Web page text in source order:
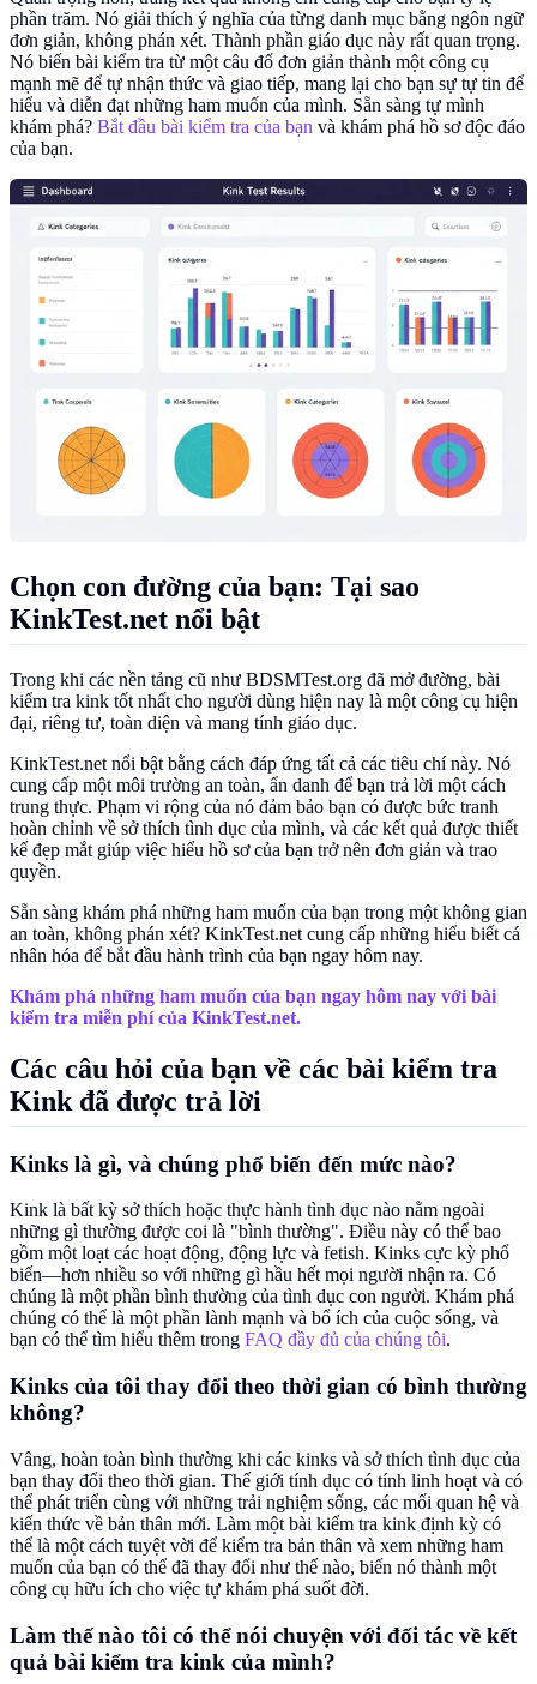
phần trăm. Nó giải thích ý nghĩa của từng danh mục bằng ngôn ngữ
đơn giản, không phán xét. Thành phần giáo dục này rất quan trọng.
Nó biến bài kiểm tra từ một câu đố đơn giản thành một công cụ
mạnh mẽ để tự nhận thức và giao tiếp, mang lại cho bạn sự tự tin để
hiểu và diễn đạt những ham muốn của mình. Sẵn sàng tự mình
khám phá? Bắt đầu bài kiểm tra của bạn và khám phá hồ sơ độc đáo
của bạn.
Chọn con đường của bạn: Tại sao
KinkTest.net nổi bật
Trong khi các nền tảng cũ như BDSMTest.org đã mở đường, bài
kiểm tra kink tốt nhất cho người dùng hiện nay là một công cụ hiện
đại, riêng tư, toàn diện và mang tính giáo dục.
KinkTest.net nổi bật bằng cách đáp ứng tất cả các tiêu chí này. Nó
cung cấp một môi trường an toàn, ẩn danh để bạn trả lời một cách
trung thực. Phạm vi rộng của nó đảm bảo bạn có được bức tranh
hoàn chỉnh về sở thích tình dục của mình, và các kết quả được thiết
kế đẹp mắt giúp việc hiểu hồ sơ của bạn trở nên đơn giản và trao
quyền.
Sẵn sàng khám phá những ham muốn của bạn trong một không gian
an toàn, không phán xét? KinkTest.net cung cấp những hiểu biết cá
nhân hóa để bắt đầu hành trình của bạn ngay hôm nay.
Khám phá những ham muốn của bạn ngay hôm nay với bài
kiểm tra miễn phí của KinkTest.net.
Các câu hỏi của bạn về các bài kiểm tra
Kink đã được trả lời
Kinks là gì, và chúng phổ biến đến mức nào?
Kink là bất kỳ sở thích hoặc thực hành tình dục nào nằm ngoài
những gì thường được coi là "bình thường". Điều này có thể bao
gồm một loạt các hoạt động, động lực và fetish. Kinks cực kỳ phổ
biến—hơn nhiều so với những gì hầu hết mọi người nhận ra. Có
chúng là một phần bình thường của tình dục con người. Khám phá
chúng có thể là một phần lành mạnh và bổ ích của cuộc sống, và
bạn có thể tìm hiểu thêm trong FAQ đầy đủ của chúng tôi.
Kinks của tôi thay đổi theo thời gian có bình thường
không?
Vâng, hoàn toàn bình thường khi các kinks và sở thích tình dục của
bạn thay đổi theo thời gian. Thế giới tính dục có tính linh hoạt và có
thể phát triển cùng với những trải nghiệm sống, các mối quan hệ và
kiến thức về bản thân mới. Làm một bài kiểm tra kink định kỳ có
thể là một cách tuyệt vời để kiểm tra bản thân và xem những ham
muốn của bạn có thể đã thay đổi như thế nào, biến nó thành một
công cụ hữu ích cho việc tự khám phá suốt đời.
Làm thế nào tôi có thể nói chuyện với đối tác về kết
quả bài kiểm tra kink của mình?